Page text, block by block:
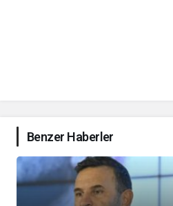
Benzer Haberler